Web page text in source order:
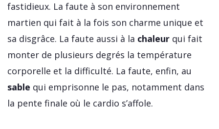
fastidieux. La faute à son environnement
martien qui fait à la fois son charme unique et
sa disgrâce. La faute aussi à la chaleur qui fait
monter de plusieurs degrés la température
corporelle et la difficulté. La faute, enfin, au
sable qui emprisonne le pas, notamment dans
la pente finale où le cardio s’affole.